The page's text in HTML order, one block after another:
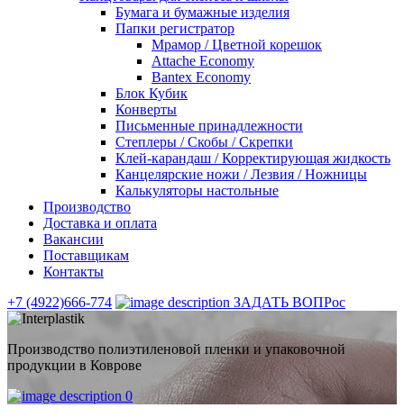
Бумага и бумажные изделия
Папки регистратор
Мрамор / Цветной корешок
Attache Economy
Bantex Economy
Блок Кубик
Конверты
Письменные принадлежности
Степлеры / Скобы / Скрепки
Клей-карандаш / Корректирующая жидкость
Канцелярские ножи / Лезвия / Ножницы
Калькуляторы настольные
Производство
Доставка и оплата
Вакансии
Поставщикам
Контакты
+7 (4922)666-774
ЗАДАТЬ ВОПРос
Производство полиэтиленовой пленки и упаковочной
продукции в Коврове
0